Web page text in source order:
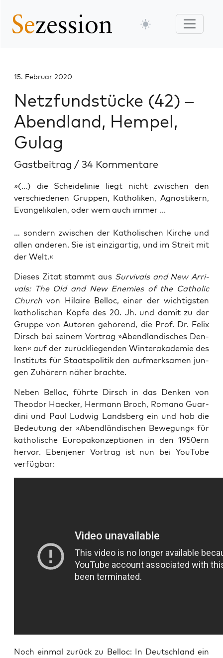
15. Februar 2020
Netzfundstücke (42) –
Abendland, Hempel,
Gulag
Gastbeitrag / 34 Kommentare
»(…) die Scheidelinie liegt nicht zwischen den
verschiedenen Gruppen, Katholiken, Agnostikern,
Evangelikalen, oder wem auch immer ...
… son­dern zwi­schen der Katho­li­schen Kir­che und
allen ande­ren. Sie ist ein­zig­ar­tig, und im Streit mit
der Welt.«
Die­ses Zitat stammt aus Sur­vi­vals and New Arri­
vals: The Old and New Enemies of the Catho­lic
Church von Hilai­re Bel­loc, einer der wich­tigs­ten
katho­li­schen Köp­fe des 20. Jh. und damit zu der
Grup­pe von Autoren gehö­rend, die Prof. Dr. Felix
Dirsch bei sei­nem Vor­trag »Abend­län­di­sches Den­
ken« auf der zurück­lie­gen­den Win­ter­aka­de­mie des
Insti­tuts für Staats­po­li­tik den auf­merk­sa­men jun­
gen Zuhö­rern näher brachte.
Neben Bel­loc, führ­te Dirsch in das Den­ken von
Theo­dor Hae­cker, Her­mann Broch, Roma­no Guar­
di­ni und Paul Lud­wig Lands­berg ein und hob die
Bedeu­tung der »Abend­län­di­schen Bewe­gung« für
katho­li­sche Euro­pa­kon­zep­tio­nen in den 1950ern
her­vor. Eben­je­ner Vor­trag ist nun bei You­Tube
verfügbar:
Noch ein­mal zurück zu Bel­loc: In Deutsch­land ein